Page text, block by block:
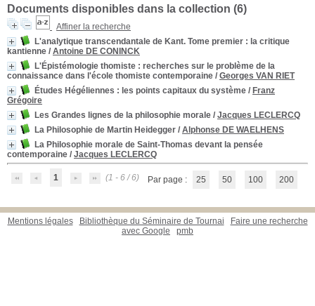
Documents disponibles dans la collection (6)
Affiner la recherche
L'analytique transcendantale de Kant. Tome premier : la critique
kantienne / Antoine DE CONINCK
L'Épistémologie thomiste : recherches sur le problème de la
connaissance dans l'école thomiste contemporaine / Georges VAN RIET
Études Hégéliennes : les points capitaux du système / Franz
Grégoire
Les Grandes lignes de la philosophie morale / Jacques LECLERCQ
La Philosophie de Martin Heidegger / Alphonse DE WAELHENS
La Philosophie morale de Saint-Thomas devant la pensée
contemporaine / Jacques LECLERCQ
1 (1 - 6 / 6) Par page : 25 50 100 200
Mentions légales Bibliothèque du Séminaire de Tournai
Faire une recherche
avec Google
pmb